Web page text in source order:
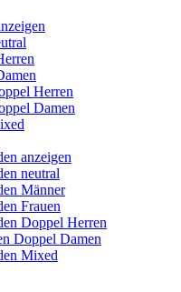
Herren
Damen
anzeigen
neutral
Männer
Frauen
Doppel Herren
Doppel Damen
Mixed